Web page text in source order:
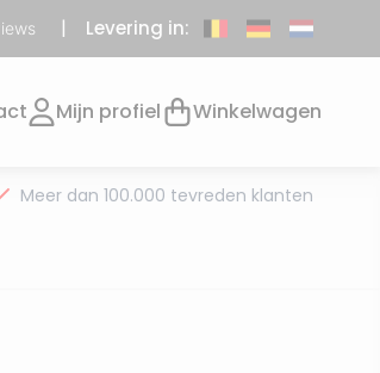
Levering in:
Mijn profiel Winkelwagen
Meer dan 100.000 tevreden klanten